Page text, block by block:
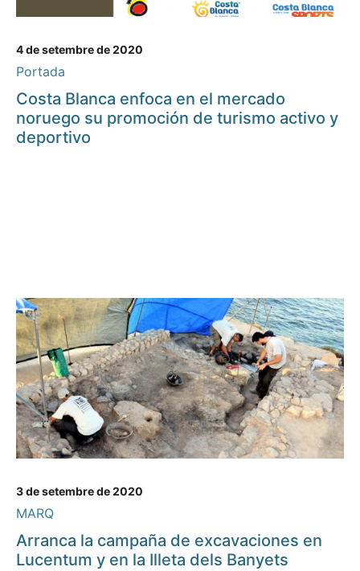
4 de setembre de 2020
Portada
Costa Blanca enfoca en el mercado
noruego su promoción de turismo activo y
deportivo
3 de setembre de 2020
MARQ
Arranca la campaña de excavaciones en
Lucentum y en la Illeta dels Banyets